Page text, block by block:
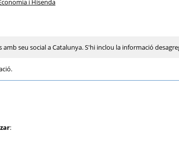
i Hisenda
seu social a Catalunya. S'hi inclou la informació
: